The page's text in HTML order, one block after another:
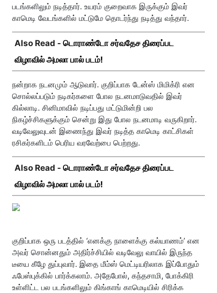
படங்களிலும் நடித்தார். உயரம் குறைவாக இருக்கும் இவர்
காமெடி வேடங்களில் மட்டுமே தொடர்ந்து நடித்து வந்தார்.
Also Read - டொராண்டோ சர்வதேச திரைப்பட
விழாவில் அமலா பால் படம்!
நன்றாக நடனமும் ஆடுவார். குறிப்பாக டேன்ஸ் மிமிக்ரி என
சொல்லப்படும் நடிகர்களை போல நடனமாடுவதில் இவர்
கில்லாடி. சினிமாவில் நடிப்பது மட்டுமின்றி பல
நிகழ்ச்சிகளுக்கும் சென்று இது போல நடனமாடி வருகிறார்.
வடிவேலுவுடன் இணைந்து இவர் நடித்த காமெடி காட்சிகள்
ரசிகர்களிடம் பெரிய வரவேற்பை பெற்றது.
Also Read - டொராண்டோ சர்வதேச திரைப்பட
விழாவில் அமலா பால் படம்!
குறிப்பாக ஒரு படத்தில் ‘எனக்கு நாளைக்கு கல்யாணம்’ என
அவர் சொன்னதும் அதிர்ச்சியில் வடிவேலு வாயில் இருந்த
டீயை கீழே துப்புவார். இதை மீம்ஸ் மெட்டியரிலாக இப்போதும்
ஃபேஸ்புக்கில் பார்க்கலாம். அதேபோல், கந்தசாமி, போக்கிரி
உள்ளிட்ட பல படங்களிலும் கிங்காங் காமெடியில் சிரிக்க